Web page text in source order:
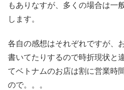
もありなすが、多くの場合は一
します。
各自の感想はそれぞれですが、
書いてたりするので時折現状と
てベトナムのお店は割に営業時
ので。。。